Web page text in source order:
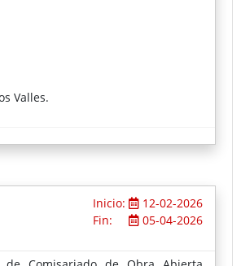
Valles.
Inicio:
12-02-2026
Fin:
05-04-2026